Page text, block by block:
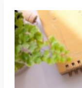
Podcast
是
什
麼?
第